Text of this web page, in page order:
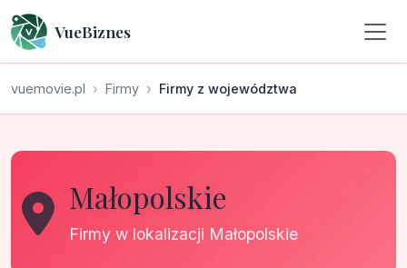
VueBiznes
vuemovie.pl Firmy Firmy z województwa
Małopolskie
Firmy w lokalizacji Małopolskie